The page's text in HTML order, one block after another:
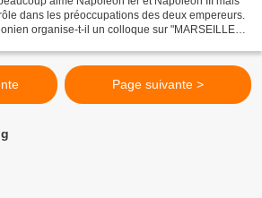
dans les préoccupations des deux empereurs.
organise-t-il un colloque sur "MARSEILLE,
Page suivante >